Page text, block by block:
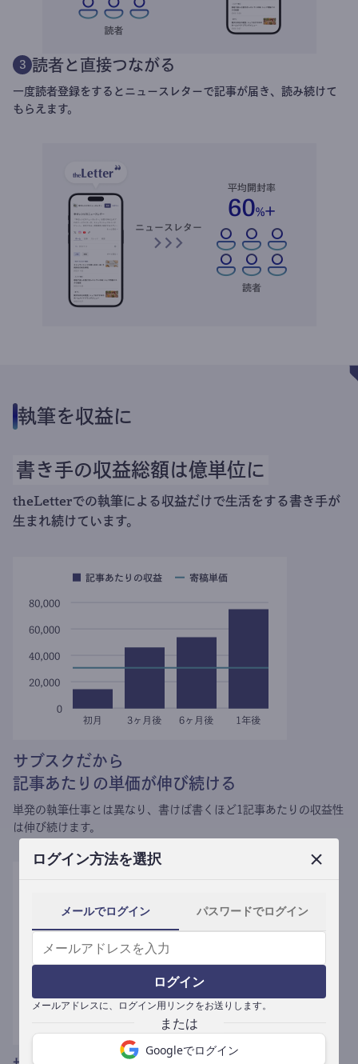
ログイン方法を選択
メールでログイン パスワードでログイン
ログイン
メールアドレスに、ログイン用リンクをお送りします。
Googleでログイン
3 読者と直接つながる
一度読者登録をするとニュースレターで記事が届き、読み続けて
もらえます。
執筆を収益に
書き手の収益総額は億単位に
theLetterでの執筆による収益だけで生活をする書き手が
生まれ続けています。
サブスクだから
記事あたりの単価が伸び続ける
単発の執筆仕事とは異なり、 書けば書くほど1記事あたりの収益性
は伸び続けます。